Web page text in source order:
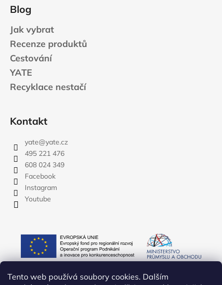
Tento web používá soubory cookies. Dalším
Blog
Jak vybrat
Recenze produktů
Cestování
YATE
Recyklace nestačí
Kontakt
yate@yate.cz
495 221 476
608 024 349
Facebook
Instagram
Youtube